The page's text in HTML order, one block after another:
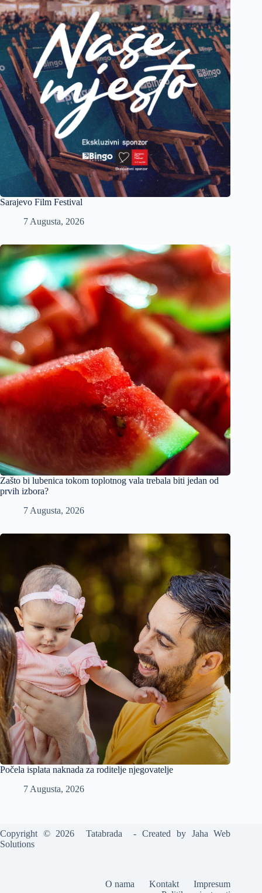
Sarajevo Film Festival
7 Augusta, 2026
Zašto bi lubenica tokom toplotnog vala trebala biti jedan od
prvih izbora?
7 Augusta, 2026
Počela isplata naknada za roditelje njegovatelje
7 Augusta, 2026
Copyright © 2026 Tatabrada - Created by Jaha Web
Solutions
O nama Kontakt
Impresum